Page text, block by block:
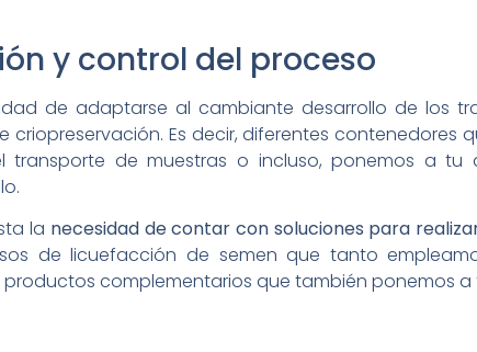
y control del proceso
de adaptarse al cambiante desarrollo de los
Es decir, diferentes contenedores
transporte de muestras o incluso, ponemos a tu
la necesidad de contar con soluciones para
de licuefacción de semen que tanto
complementarios que también ponemos a